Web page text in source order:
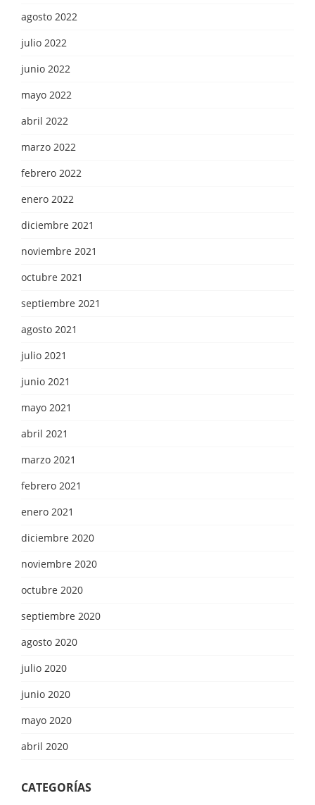
agosto 2022
julio 2022
junio 2022
mayo 2022
abril 2022
marzo 2022
febrero 2022
enero 2022
diciembre 2021
noviembre 2021
octubre 2021
septiembre 2021
agosto 2021
julio 2021
junio 2021
mayo 2021
abril 2021
marzo 2021
febrero 2021
enero 2021
diciembre 2020
noviembre 2020
octubre 2020
septiembre 2020
agosto 2020
julio 2020
junio 2020
mayo 2020
abril 2020
CATEGORÍAS